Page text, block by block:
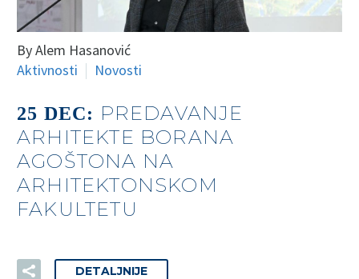
By Alem Hasanović
Aktivnosti
Novosti
25 DEC: PREDAVANJE
ARHITEKTE BORANA
AGOŠTONA NA
ARHITEKTONSKOM
FAKULTETU
DETALJNIJE